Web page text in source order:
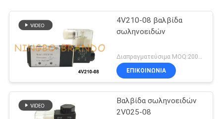
4V210-08 βαλβίδα
σωληνοειδών
ΕΠΙΚΟΙΝΩΝΙΑ
Βαλβίδα σωληνοειδών
2V025-08